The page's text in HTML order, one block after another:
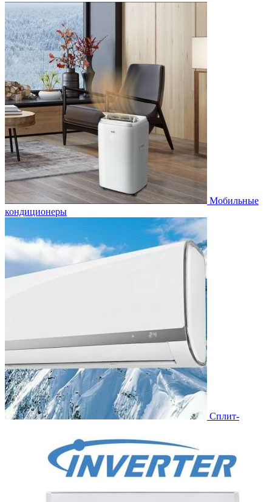
Мобильные
кондиционеры
Сплит-